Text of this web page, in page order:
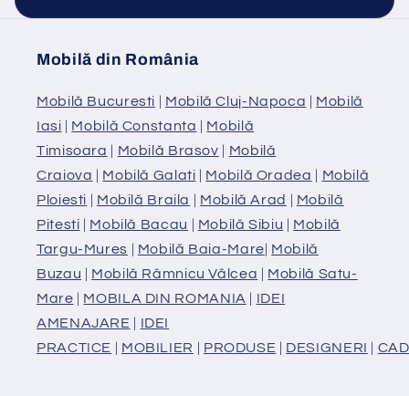
Mobilă din România
Mobilă Bucuresti | Mobilă Cluj-Napoca | Mobilă
Iasi | Mobilă Constanta | Mobilă
Timisoara | Mobilă Brasov | Mobilă
Craiova | Mobilă Galati | Mobilă Oradea | Mobilă
Ploiesti | Mobilă Braila | Mobilă Arad | Mobilă
Pitesti | Mobilă Bacau | Mobilă Sibiu | Mobilă
Targu-Mures | Mobilă Baia-Mare| Mobilă
Buzau | Mobilă Râmnicu Vâlcea | Mobilă Satu-
Mare | MOBILA DIN ROMANIA | IDEI
AMENAJARE | IDEI
PRACTICE | MOBILIER | PRODUSE | DESIGNERI |